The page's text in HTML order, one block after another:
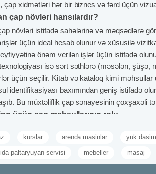
çap xidmətləri hər bir biznes və fərd üçün
çap növləri hansılardır?
növləri istifadə sahələrinə və məqsədlərə
üçün ideal hesab olunur və xüsusilə
önəm verilən işlər üçün istifadə
isə sərt səthlərə (məsələn,
üçün seçilir. Kitab və kataloq kimi məhsullar
identifikasiyası baxımından geniş istifadə
Bu müxtəliflik çap sənayesinin çoxşaxəli
üçün çap məhsullarının rolu
ilk təəssürat yaratmaq üçün istifadə
formatda təqdim edir. Kataloqlar
reklamları üçün istifadə edilən baner və
kurslar arenda masinlar yuk
paltaryuyan servisi mebeller masaj